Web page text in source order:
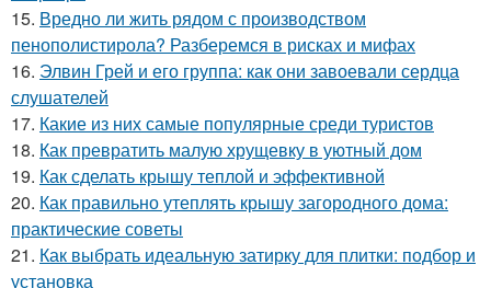
15. Вредно ли жить рядом с производством
пенополистирола? Разберемся в рисках и мифах
16. Элвин Грей и его группа: как они завоевали сердца
слушателей
17. Какие из них самые популярные среди туристов
18. Как превратить малую хрущевку в уютный дом
19. Как сделать крышу теплой и эффективной
20. Как правильно утеплять крышу загородного дома:
практические советы
21. Как выбрать идеальную затирку для плитки: подбор и
установка